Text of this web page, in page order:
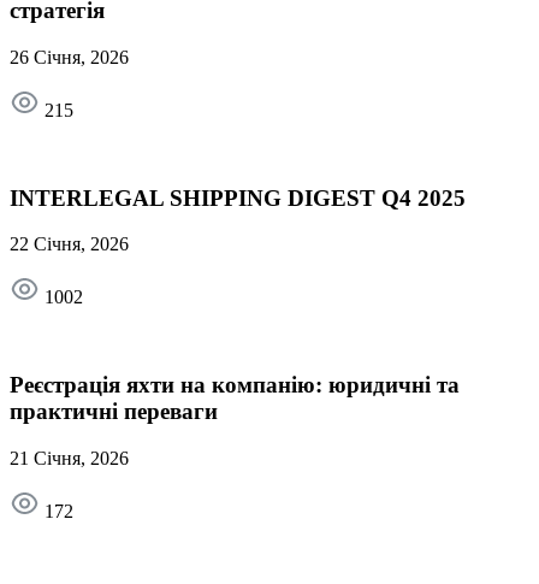
стратегія
26 Січня, 2026
215
INTERLEGAL SHIPPING DIGEST Q4 2025
22 Січня, 2026
1002
Реєстрація яхти на компанію: юридичні та
практичні переваги
21 Січня, 2026
172